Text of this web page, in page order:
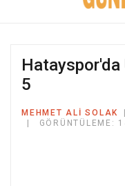
Hatayspor'da
5
MEHMET ALI SOLAK
GÖRÜNTÜLEME: